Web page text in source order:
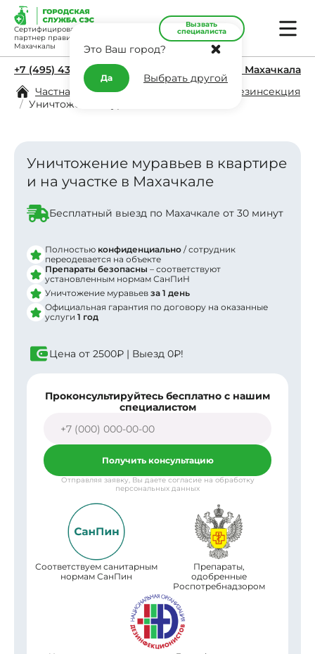
Это Ваш город?
Да Выбрать другой
Сертифицированный
партнер правительства
Махачкалы
Вызвать
специалиста
+7 (495) 431-11-45
г. Махачкала
Частная дезинфекция в Махачкале
Дезинсекция
/ Уничтожение муравьев
Уничтожение муравьев в квартире
и на участке в Махачкале
Бесплатный выезд по Махачкале от 30 минут
Полностью конфиденциально / сотрудник
переодевается на объекте
Препараты безопасны – соответствуют
установленным нормам СанПиН
Уничтожение муравьев за 1 день
Официальная гарантия по договору на оказанные
услуги 1 год
Цена от 2500₽ | Выезд 0₽!
Проконсультируйтесь бесплатно с нашим
специалистом
Получить консультацию
Отправляя заявку, Вы даете согласие на обработку
персональных данных
Соответствуем санитарным
нормам СанПин
Препараты,
одобренные
Роспотребнадзором
Заявка отправлена
В ближайшее время
с вами свяжется менеджер